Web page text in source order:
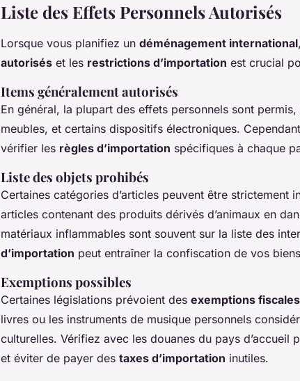
Liste des Effets Personnels Autorisés
Lorsque vous planifiez un déménagement international
autorisés et les restrictions d’importation est crucial
Items généralement autorisés
En général, la plupart des effets personnels sont
meubles, et certains dispositifs électroniques.
vérifier les règles d’importation spécifiques à chaque
Liste des objets prohibés
Certaines catégories d’articles peuvent être strictement
articles contenant des produits dérivés d’animaux en
matériaux inflammables sont souvent sur la liste des
d’importation peut entraîner la confiscation de vos
Exemptions possibles
Certaines législations prévoient des exemptions fiscales
livres ou les instruments de musique personnels
culturelles. Vérifiez avec les douanes du pays d’accueil
et éviter de payer des taxes d’importation inutiles.